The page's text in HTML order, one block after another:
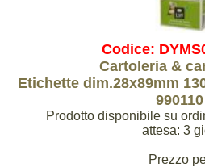
Codice:
Cartoleria &
Etichette dim.28x89mm
990110
Prodotto disponibile su
attesa: 3
Prezzo